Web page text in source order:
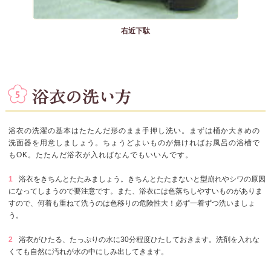
右近下駄
浴衣の洗濯の基本はたたんだ形のまま手押し洗い。まずは桶か大きめの
洗面器を用意しましょう。ちょうどよいものが無ければお風呂の浴槽で
もOK。たたんだ浴衣が入ればなんでもいいんです。
1
浴衣をきちんとたたみましょう。きちんとたたまないと型崩れやシワの原因
になってしまうので要注意です。また、浴衣には色落ちしやすいものがありま
すので、何着も重ねて洗うのは色移りの危険性大！必ず一着ずつ洗いましょ
う。
2
浴衣がひたる、たっぷりの水に30分程度ひたしておきます。洗剤を入れな
くても自然に汚れが水の中にしみ出してきます。